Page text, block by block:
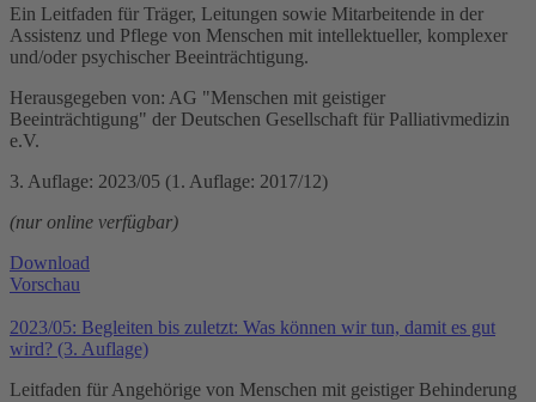
Ein Leitfaden für Träger, Leitungen sowie Mitarbeitende in der
Assistenz und Pflege von Menschen mit intellektueller, komplexer
und/oder psychischer Beeinträchtigung.
Herausgegeben von: AG "Menschen mit geistiger
Beeinträchtigung" der Deutschen Gesellschaft für Palliativmedizin
e.V.
3. Auflage: 2023/05 (1. Auflage: 2017/12)
(nur online verfügbar)
Download
Vorschau
2023/05: Begleiten bis zuletzt: Was können wir tun, damit es gut
wird? (3. Auflage)
Leitfaden für Angehörige von Menschen mit geistiger Behinderung